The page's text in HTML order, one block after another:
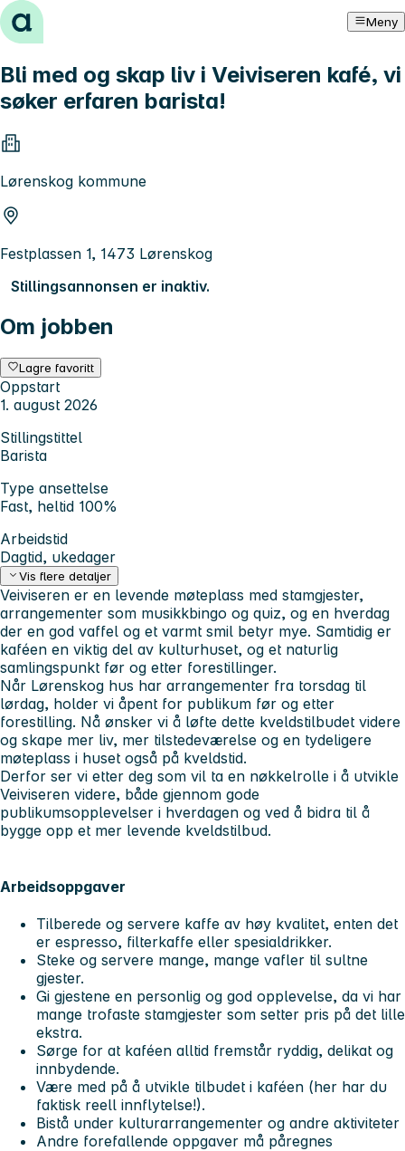
Hopp til innhold Meny
Bli med og skap liv i Veiviseren kafé, vi
søker erfaren barista!
Lørenskog kommune
Festplassen 1, 1473 Lørenskog
Stillingsannonsen er inaktiv.
Om jobben
Lagre favoritt
Oppstart
1. august 2026
Stillingstittel
Barista
Type ansettelse
Fast, heltid 100%
Arbeidstid
Dagtid, ukedager
Vis flere detaljer
Veiviseren er en levende møteplass med stamgjester,
arrangementer som musikkbingo og quiz, og en hverdag
der en god vaffel og et varmt smil betyr mye. Samtidig er
kaféen en viktig del av kulturhuset, og et naturlig
samlingspunkt før og etter forestillinger.
Når Lørenskog hus har arrangementer fra torsdag til
lørdag, holder vi åpent for publikum før og etter
forestilling. Nå ønsker vi å løfte dette kveldstilbudet videre
og skape mer liv, mer tilstedeværelse og en tydeligere
møteplass i huset også på kveldstid.
Derfor ser vi etter deg som vil ta en nøkkelrolle i å utvikle
Veiviseren videre, både gjennom gode
publikumsopplevelser i hverdagen og ved å bidra til å
bygge opp et mer levende kveldstilbud.
Arbeidsoppgaver
Tilberede og servere kaffe av høy kvalitet, enten det
er espresso, filterkaffe eller spesialdrikker.
Steke og servere mange, mange vafler til sultne
gjester.
Gi gjestene en personlig og god opplevelse, da vi har
mange trofaste stamgjester som setter pris på det lille
ekstra.
Sørge for at kaféen alltid fremstår ryddig, delikat og
innbydende.
Være med på å utvikle tilbudet i kaféen (her har du
faktisk reell innflytelse!).
Bistå under kulturarrangementer og andre aktiviteter
Andre forefallende oppgaver må påregnes